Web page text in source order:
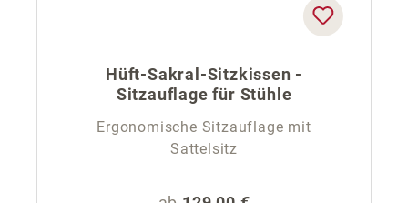
Hüft-Sakral-Sitzkissen -
Sitzauflage für Stühle
Ergonomische Sitzauflage mit
Sattelsitz